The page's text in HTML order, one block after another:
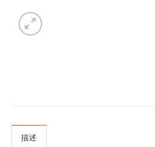
描述